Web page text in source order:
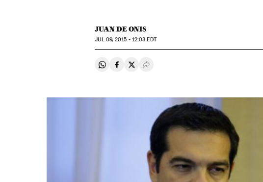
JUAN DE ONIS
JUL09, 2015 - 12:03 EDT
Compartir en Whatsapp
Compartir en Facebook
Compartir en Twitter
Desplegar Redes Sociales